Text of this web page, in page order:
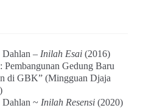
– Inilah Esai(2016)
Gedung Baru
di GBK” (Mingguan Djaja
~ Inilah Resensi(2020)